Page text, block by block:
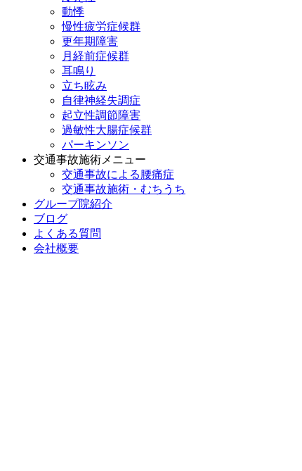
動悸
慢性疲労症候群
更年期障害
月経前症候群
耳鳴り
立ち眩み
自律神経失調症
起立性調節障害
過敏性大腸症候群
パーキンソン
交通事故施術メニュー
交通事故による腰痛症
交通事故施術・むちうち
グループ院紹介
ブログ
よくある質問
会社概要